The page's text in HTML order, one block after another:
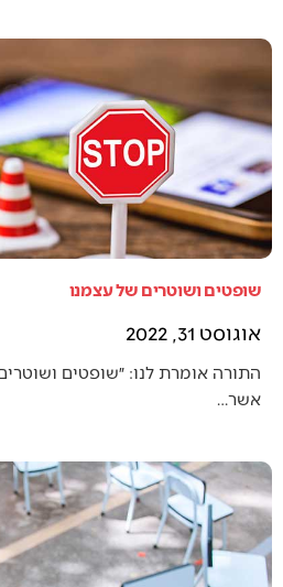
שופטים ושוטרים של עצמנו
אוגוסט 31, 2022
התורה אומרת לנו: ״שופטים
אשר…